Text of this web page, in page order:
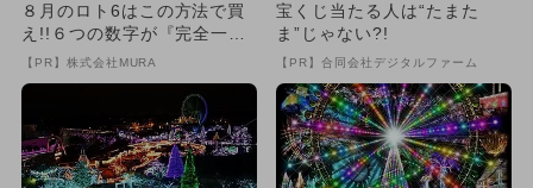
８月のロト6はこの方法で買
え!!６つの数字が『完全一
致』する方法
【PR】株式会社MURA
宝くじ当たる人は“たまた
ま”じゃない?!
【PR】合同会社デジタルファーム